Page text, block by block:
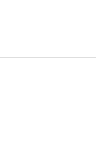
Z